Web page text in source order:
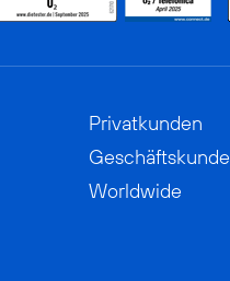
Privatkunden
Worldwide